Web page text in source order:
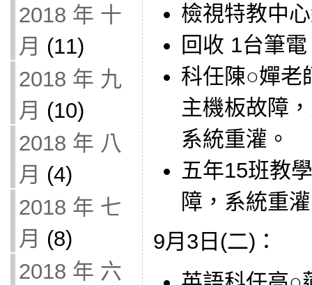
2018 年 十
月 (11)
2018 年 九
月 (10)
2018 年 八
月 (4)
2018 年 七
月 (8)
2018 年 六
檢視特教中
回收 1台筆
科任陳○嬋老
主機板故障
系統重灌。
五年15班教
障，系統重
9月3日(二)：